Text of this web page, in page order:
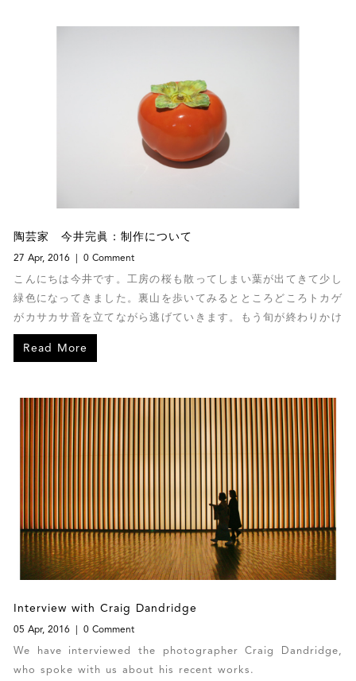
陶芸家 今井完眞：制作について
27 Apr, 2016 0 Comment
こんにちは今井です。工房の桜も散ってしまい葉が出てきて少し
緑色になってきました。裏山を歩いてみるとところどころトカゲ
がカサカサ音を立てながら逃げていきます。もう旬が終わりかけ
の椿にヘビが巻き付いてきれいだったので思わず写真に撮ってし
Read More
Interview with Craig Dandridge
05 Apr, 2016 0 Comment
We have interviewed the photographer Craig Dandridge,
who spoke with us about his recent works.